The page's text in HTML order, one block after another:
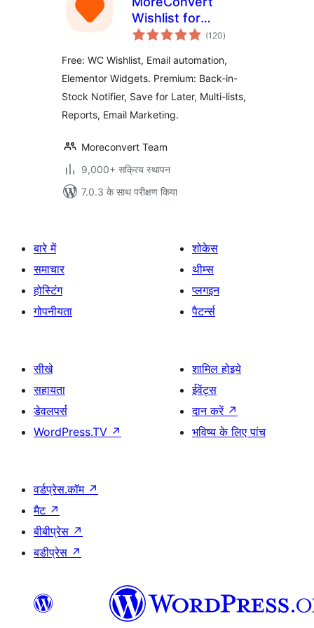
Wishlist for
WooCommerce
(120कुल
दर)
Free: WC Wishlist, Email automation,
Elementor Widgets. Premium: Back-in-
Stock Notifier, Save for Later, Multi-lists,
Reports, Email Marketing.
Moreconvert Team
9,000+ सक्रिय स्थापन
7.0.3 के साथ परीक्षण किया
बारे में
समाचार
होस्टिंग
गोपनीयता
शोकेस
थीम्स
प्लगइन
पैटर्न्स
सीखे
सहायता
डेवलपर्स
WordPress.TV ↗
शामिल होइये
ईवेंट्स
दान करें ↗
भविष्य के लिए पांच
वर्डप्रेस.कॉम ↗
मैट ↗
बीबीप्रेस ↗
बडीप्रेस ↗